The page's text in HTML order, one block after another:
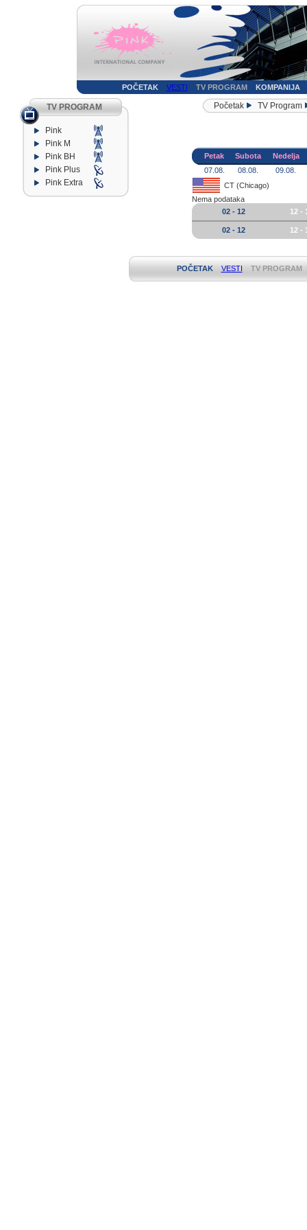
POČETAK VESTI TV PROGRAM KOMPANIJA
TV PROGRAM
Pink
Pink M
Pink BH
Pink Plus
Pink Extra
Početak TV Program
Petak Subota
Nedelja
07.08.
08.08.
09.08.
CT (Chicago)
Nema podataka
02 - 12
12 -
02 - 12 12 -
POČETAK VESTI TV PROGRAM